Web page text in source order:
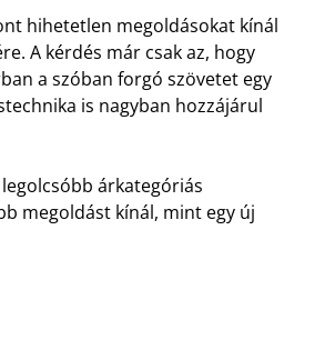
hihetetlen megoldásokat kínál
A kérdés már csak az, hogy
a szóban forgó szövetet egy
is nagyban hozzájárul
árkategóriás
megoldást kínál, mint egy új